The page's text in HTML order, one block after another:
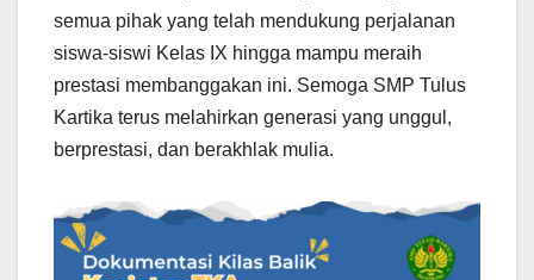
semua pihak yang telah mendukung perjalanan
siswa-siswi Kelas IX hingga mampu meraih
prestasi membanggakan ini. Semoga SMP Tulus
Kartika terus melahirkan generasi yang unggul,
berprestasi, dan berakhlak mulia.